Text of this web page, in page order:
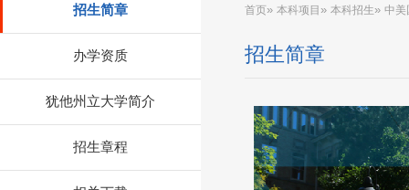
招生简章
办学资质
犹他州立大学简介
招生章程
首页» 本科项目 » 本科招生» 中美
招生简章